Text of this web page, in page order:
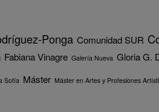
Ponga Comunidad SUR
Fabiana Vinagre Galería Nueva Gloria G.
Sofía Máster Máster en Artes y Profesiones